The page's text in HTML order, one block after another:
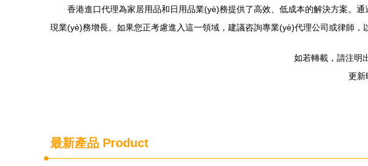
香港進口代理為家居用品和日用品業(yè)務提供了高效、低成本的解決方案。
現業(yè)務增長。如果您正考慮進入這一領域，建議咨詢專業(yè)代理公司或律師，
如若轉載，請注明
更新
最新產品 Product